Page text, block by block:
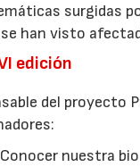
surgidas
han visto
edición
del proyecto
nuestra